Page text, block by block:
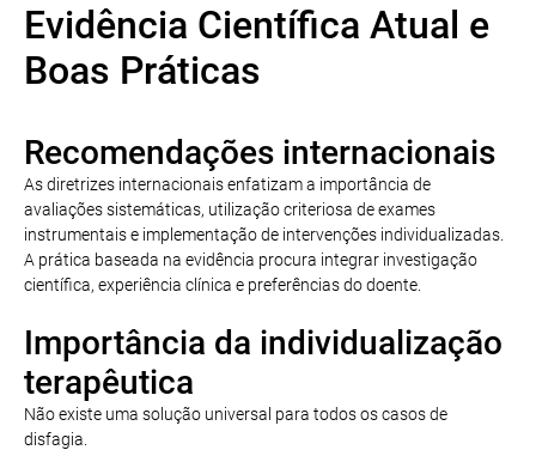
Evidência Científica Atual e
Boas Práticas
Recomendações internacionais
As diretrizes internacionais enfatizam a importância de
avaliações sistemáticas, utilização criteriosa de exames
instrumentais e implementação de intervenções individualizadas.
A prática baseada na evidência procura integrar investigação
científica, experiência clínica e preferências do doente.
Importância da individualização
terapêutica
Não existe uma solução universal para todos os casos de
disfagia.